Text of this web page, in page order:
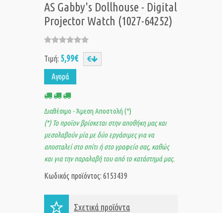
AS Gabby's Dollhouse - Digital
Projector Watch (1027-64252)
Τιμή: 5,99€
Αγορά
Διαθέσιμο - Άμεση Αποστολή (*)
(*) Το προϊον βρίσκεται στην αποθήκη μας και
μεσολαβούν μία με δύο εργάσιμες για να
αποσταλεί στο σπίτι ή στο γραφείο σας, καθώς
και για την παραλαβή του από το κατάστημά μας.
Κωδικός προϊόντος: 6153439
Σχετικά προϊόντα